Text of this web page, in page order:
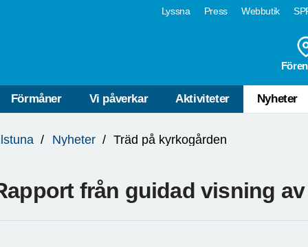
Lyssna Press Webbutik
Förmåner Vi påverkar Aktiviteter Nyheter
Nyheter Träd på kyrkogården
från guidad visning